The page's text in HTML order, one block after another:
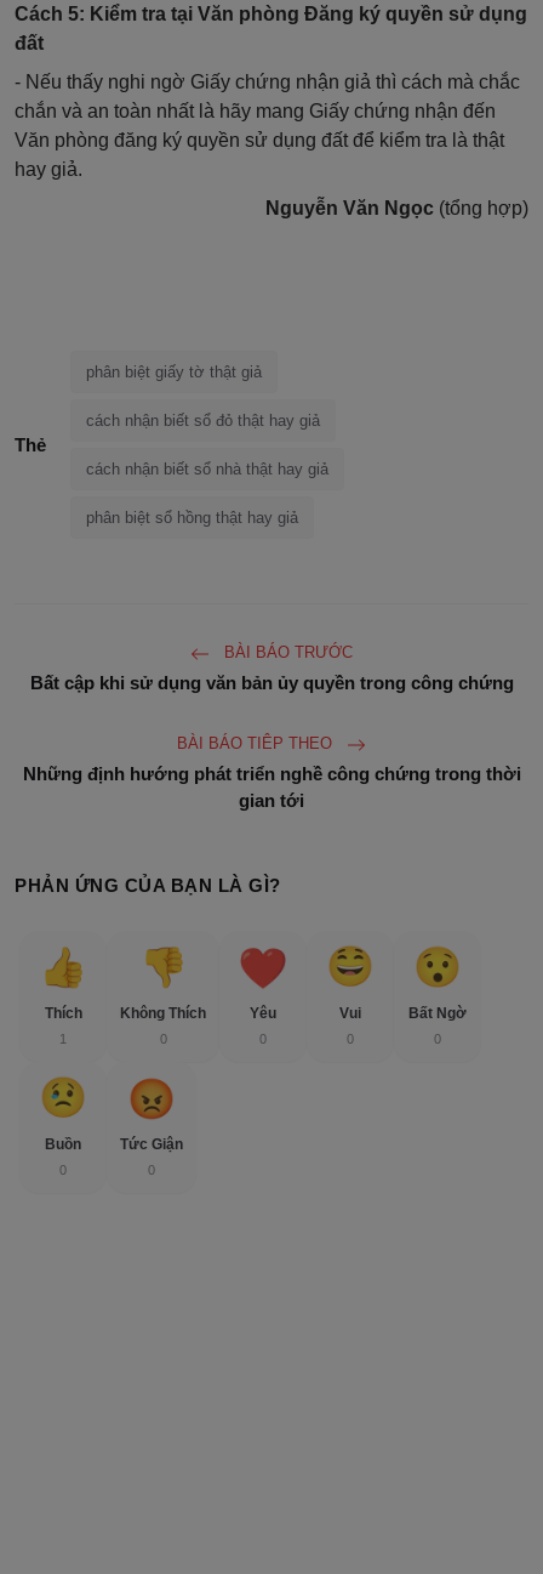
Cách 5: Kiểm tra tại Văn phòng Đăng ký quyền sử dụng
đất
- Nếu thấy nghi ngờ Giấy chứng nhận giả thì cách mà chắc
chắn và an toàn nhất là hãy mang Giấy chứng nhận đến
Văn phòng đăng ký quyền sử dụng đất để kiểm tra là thật
hay giả.
Nguyễn Văn Ngọc (tổng hợp)
Thẻ
phân biệt giấy tờ thật giả
cách nhận biết sổ đỏ thật hay giả
cách nhận biết sổ nhà thật hay giả
phân biệt sổ hồng thật hay giả
BÀI BÁO TRƯỚC
Bất cập khi sử dụng văn bản ủy quyền trong công chứng
BÀI BÁO TIÊP THEO
Những định hướng phát triển nghề công chứng trong thời
gian tới
PHẢN ỨNG CỦA BẠN LÀ GÌ?
Thích
1
Không Thích
0
Yêu
0
Vui
0
Bất Ngờ
0
Buồn
0
Tức Giận
0